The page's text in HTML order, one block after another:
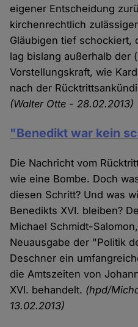
eigener Entscheidung
kirchenrechtlich
Gläubigen tief schockiert,
lag bislang außerhalb der
Vorstellungskraft, wie
nach der
(Walter Otte - 28.02.2013)
"Benedikt war kein
Die Nachricht vom
wie eine Bombe. Doch
diesen Schritt? Und was
Benedikts XVI. bleiben?
Michael Schmidt-
Neuausgabe der "Politik
Deschner ein
die Amtszeiten von
XVI. behandelt. (hpd/
13.02.2013)